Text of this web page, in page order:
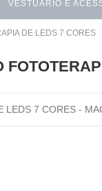
VESTUÁRIO E
DE LEDS 7 CORES
LEDS 7 CORES -